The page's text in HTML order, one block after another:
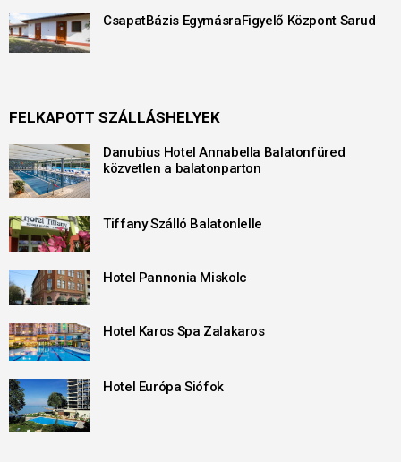
CsapatBázis EgymásraFigyelő Központ Sarud
FELKAPOTT SZÁLLÁSHELYEK
Danubius Hotel Annabella Balatonfüred
közvetlen a balatonparton
Tiffany Szálló Balatonlelle
Hotel Pannonia Miskolc
Hotel Karos Spa Zalakaros
Hotel Európa Siófok